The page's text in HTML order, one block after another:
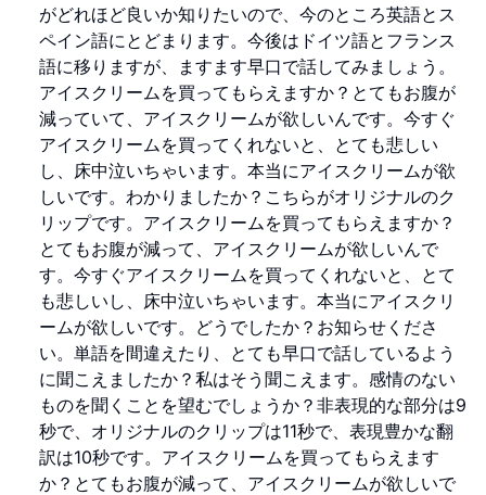
がどれほど良いか知りたいので、今のところ英語とス
ペイン語にとどまります。今後はドイツ語とフランス
語に移りますが、ますます早口で話してみましょう。
アイスクリームを買ってもらえますか？とてもお腹が
減っていて、アイスクリームが欲しいんです。今すぐ
アイスクリームを買ってくれないと、とても悲しい
し、床中泣いちゃいます。本当にアイスクリームが欲
しいです。わかりましたか？こちらがオリジナルのク
リップです。アイスクリームを買ってもらえますか？
とてもお腹が減って、アイスクリームが欲しいんで
す。今すぐアイスクリームを買ってくれないと、とて
も悲しいし、床中泣いちゃいます。本当にアイスクリ
ームが欲しいです。どうでしたか？お知らせくださ
い。単語を間違えたり、とても早口で話しているよう
に聞こえましたか？私はそう聞こえます。感情のない
ものを聞くことを望むでしょうか？非表現的な部分は9
秒で、オリジナルのクリップは11秒で、表現豊かな翻
訳は10秒です。アイスクリームを買ってもらえます
か？とてもお腹が減って、アイスクリームが欲しいで